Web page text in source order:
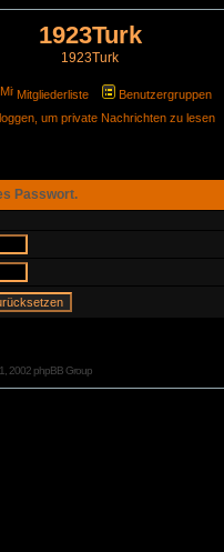
1923Turk
1923Turk
Mitgliederliste Benutzergruppen
um private Nachrichten zu lesen
Passwort.
2002 phpBB Group